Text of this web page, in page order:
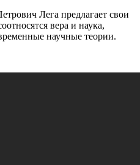
Лега предлагает свои
вера и наука,
научные теории.